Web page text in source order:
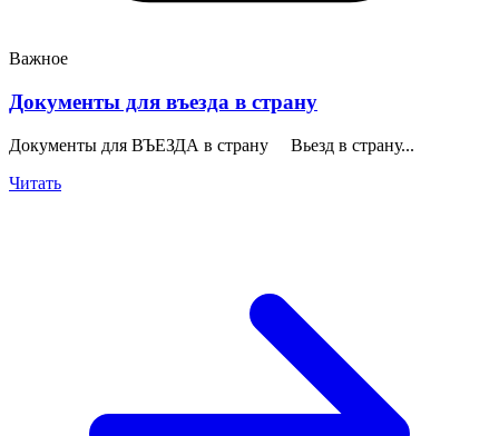
Важное
Документы для въезда в страну
Документы для ВЪЕЗДА в страну Вьезд в страну...
Читать